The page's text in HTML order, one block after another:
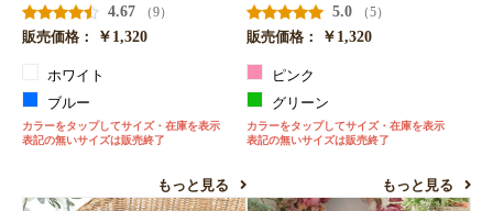
4.67
（9）
販売価格：
￥1,320
ホワイト
ブルー
カラーをタップしてサイズ・在庫を表示
表記の無いサイズは販売終了
もっと見る
5.0
（5）
販売価格：
￥1,320
ピンク
グリーン
カラーをタップしてサイズ・在庫を表示
表記の無いサイズは販売終了
もっと見る